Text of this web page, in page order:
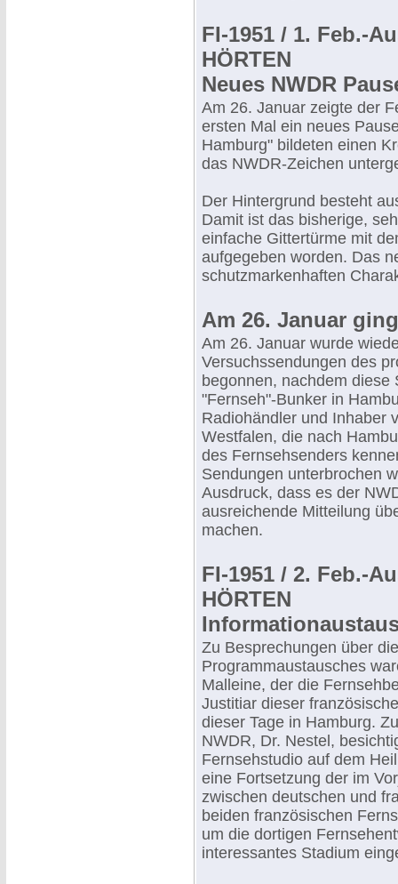
FI-1951 / 1. Feb.-
HÖRTEN
Neues NWDR
Am 26. Januar zeigte der
ersten Mal ein neues
Hamburg" bildeten einen
das NWDR-Zeichen
Der Hintergrund besteht
Damit ist das bisherige,
einfache Gittertürme mit
aufgegeben worden. Das
schutzmarkenhaften
Am 26. Januar
Am 26. Januar wurde
Versuchssendungen des
begonnen, nachdem
"Fernseh"-Bunker in
Radiohändler und Inhaber
Westfalen, die nach
des Fernsehsenders
Sendungen unterbrochen
Ausdruck, dass es der
ausreichende Mitteilung
machen.
FI-1951 / 2. Feb.-
HÖRTEN
Zu Besprechungen über
Programmaustausches
Malleine, der die
Justitiar dieser
dieser Tage in Hamburg.
NWDR, Dr. Nestel,
Fernsehstudio auf dem
eine Fortsetzung der im
zwischen deutschen und
beiden französischen
um die dortigen
interessantes Stadium